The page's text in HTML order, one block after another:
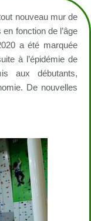
nouveau mur de
fonction de l’âge
a été marquée
à l’épidémie de
aux débutants,
De nouvelles